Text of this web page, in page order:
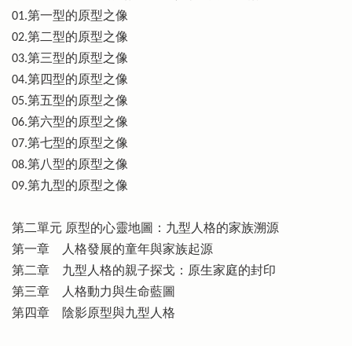
01.第一型的原型之像
02.第二型的原型之像
03.第三型的原型之像
04.第四型的原型之像
05.第五型的原型之像
06.第六型的原型之像
07.第七型的原型之像
08.第八型的原型之像
09.第九型的原型之像
第二單元 原型的心靈地圖：九型人格的家族溯源
第一章 人格發展的童年與家族起源
第二章 九型人格的親子探戈：原生家庭的封印
第三章 人格動力與生命藍圖
第四章 陰影原型與九型人格